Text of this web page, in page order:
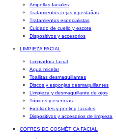
Ampollas faciales
Tratamientos cejas y pestañas
Tratamientos especialistas
Cuidado de cuello y escote
Dispositivos y accesorios
LIMPIEZA FACIAL
Limpiadora facial
Agua micelar
Toallitas desmaquillantes
Discos y esponjas desmaquillantes
Limpieza y desmaquillante de ojos
Tónicos y esencias
Exfoliantes y peeling faciales
Dispositivos y accesorios de limpieza
COFRES DE COSMÉTICA FACIAL